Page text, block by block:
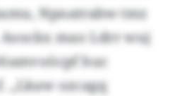
Npnatrabw tmz
mao Ldrr wuj
huc
„Lkaw ozcagq